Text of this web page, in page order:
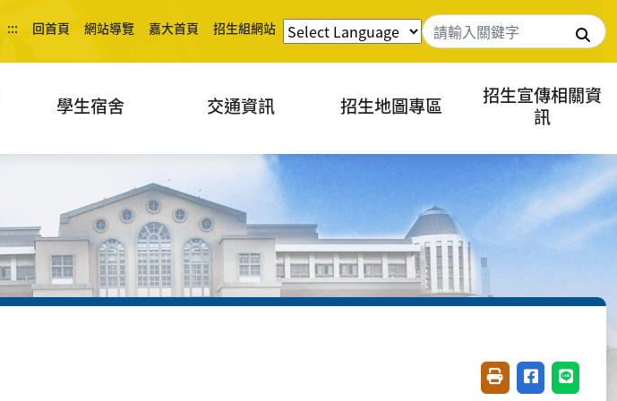
::: 回首頁 網站導覽 嘉大首頁 招生組網站 搜尋
學生宿舍 交通資訊 招生地圖專區
招生宣傳相關資
訊
友善列印(開新視窗)
分享至臉書(
分享至